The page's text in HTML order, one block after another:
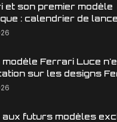
et son premier modèle
: calendrier de
modèle Ferrari Luce
sur les designs
aux futurs modèles